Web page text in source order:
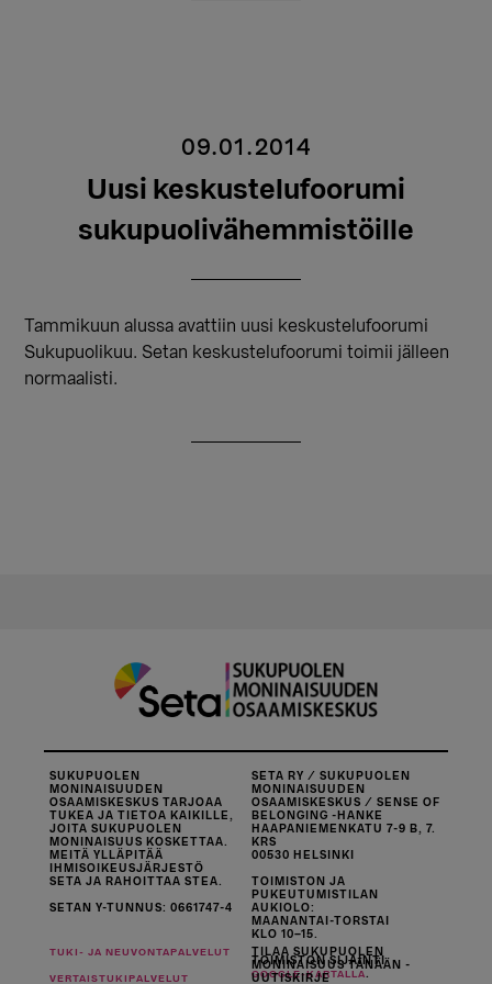
09.01.2014
Uusi keskustelufoorumi
sukupuolivähemmistöille
Tammikuun alussa avattiin uusi keskustelufoorumi
Sukupuolikuu. Setan keskustelufoorumi toimii jälleen
normaalisti.
SUKUPUOLEN
MONINAISUUDEN
OSAAMISKESKUS TARJOAA
TUKEA JA TIETOA KAIKILLE,
JOITA SUKUPUOLEN
MONINAISUUS KOSKETTAA.
MEITÄ YLLÄPITÄÄ
IHMISOIKEUSJÄRJESTÖ
SETA JA RAHOITTAA STEA.
SETAN Y-TUNNUS: 0661747-4
SETA RY / SUKUPUOLEN
MONINAISUUDEN
OSAAMISKESKUS / SENSE OF
BELONGING -HANKE
HAAPANIEMENKATU 7-9 B, 7.
KRS
00530 HELSINKI
TOIMISTON JA
PUKEUTUMISTILAN
AUKIOLO:
MAANANTAI-TORSTAI
KLO 10–15.
TOIMISTON SIJAINTI
GOOGLE-KARTALLA.
TUKI- JA NEUVONTAPALVELUT
VERTAISTUKIPALVELUT
TILAA SUKUPUOLEN
MONINAISUUS TÄNÄÄN -
UUTISKIRJE